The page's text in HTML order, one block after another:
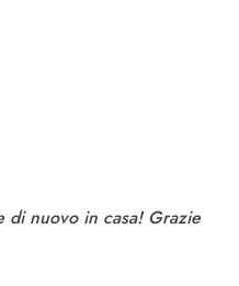
di nuovo in casa! Grazie